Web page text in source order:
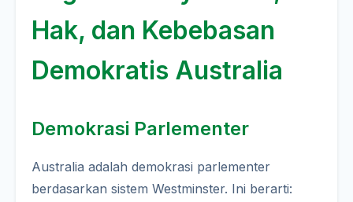
Hak, dan Kebebasan
Demokratis Australia
Demokrasi Parlementer
Australia adalah demokrasi parlementer
berdasarkan sistem Westminster. Ini berarti: